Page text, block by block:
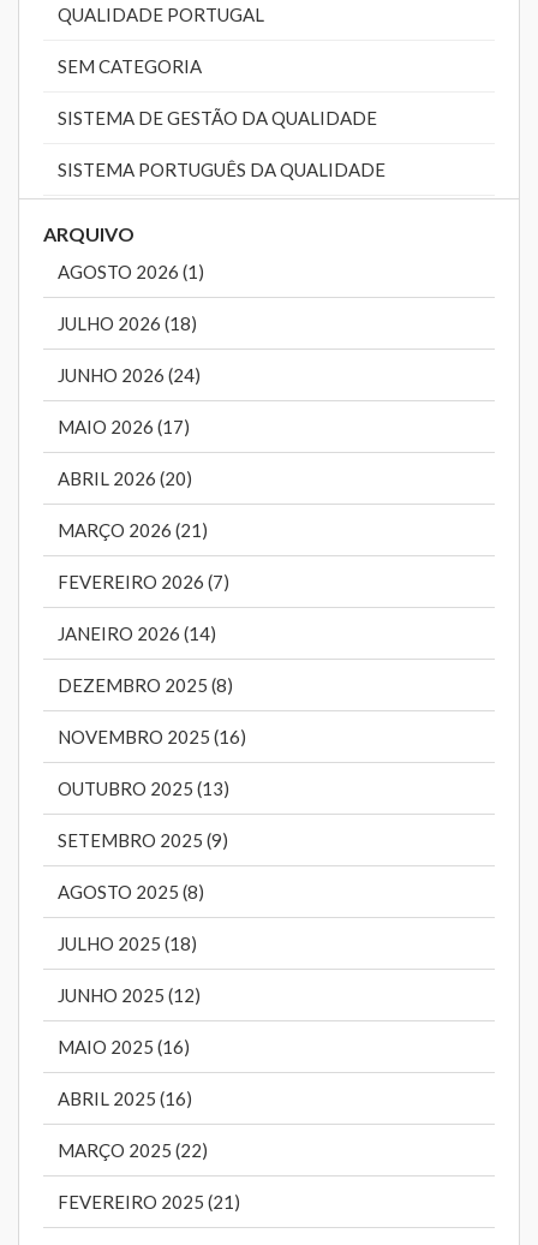
QUALIDADE PORTUGAL
SEM CATEGORIA
SISTEMA DE GESTÃO DA QUALIDADE
SISTEMA PORTUGUÊS DA QUALIDADE
ARQUIVO
AGOSTO 2026 (1)
JULHO 2026 (18)
JUNHO 2026 (24)
MAIO 2026 (17)
ABRIL 2026 (20)
MARÇO 2026 (21)
FEVEREIRO 2026 (7)
JANEIRO 2026 (14)
DEZEMBRO 2025 (8)
NOVEMBRO 2025 (16)
OUTUBRO 2025 (13)
SETEMBRO 2025 (9)
AGOSTO 2025 (8)
JULHO 2025 (18)
JUNHO 2025 (12)
MAIO 2025 (16)
ABRIL 2025 (16)
MARÇO 2025 (22)
FEVEREIRO 2025 (21)